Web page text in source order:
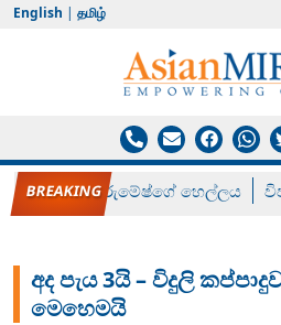
English | தமிழ்
රන් ගෙනා රුමේෂ්ගේ හෙල්ලය
අද පැය 3යි – විදුලි
මෙහෙමයි